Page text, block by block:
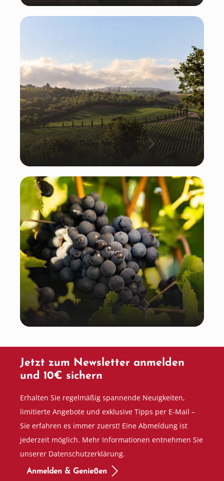
La Dolce Vita: Italien
Wein aus der Pfalz
Jetzt zum Newsletter anmelden
und 10€ sichern
Erhalten Sie regelmäßig spannende Neuigkeiten,
limitierte Angebote und exklusive Tipps per E-Mail –
Sie erfahren es immer zuerst! Eine Abmeldung ist
jederzeit möglich. Mehr Informationen entnehmen Sie
unserer Datenschutzerklärung.
Anmelden & Genießen